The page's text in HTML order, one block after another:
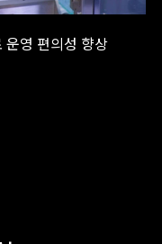
운영 편의성 향상